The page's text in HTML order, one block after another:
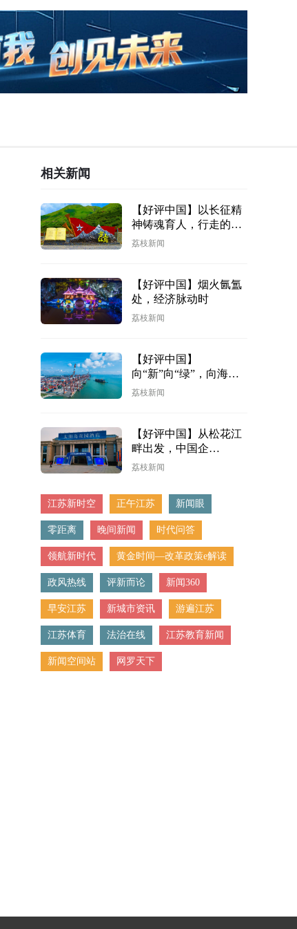
相关新闻
【好评中国】以长征精
神铸魂育人，行走的思
政课激扬青春活力
荔枝新闻
【好评中国】烟火氤氲
处，经济脉动时
荔枝新闻
【好评中国】
向“新”向“绿”，向海图
强
荔枝新闻
【好评中国】从松花江
畔出发，中国企
业“新”意盎然蹚新途
荔枝新闻
江苏新时空 正午江苏 新闻眼
零距离 晚间新闻 时代问答
领航新时代 黄金时间—改革政策e解读
政风热线 评新而论 新闻360
早安江苏 新城市资讯 游遍江苏
江苏体育 法治在线 江苏教育新闻
新闻空间站 网罗天下